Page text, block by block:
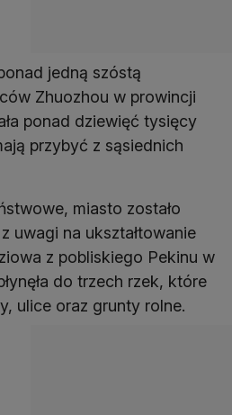
jedną szóstą
Zhuozhou w prowincji
ponad dziewięć tysięcy
przybyć z sąsiednich
miasto zostało
uwagi na ukształtowanie
z pobliskiego Pekinu w
do trzech rzek, które
ulice oraz grunty rolne.